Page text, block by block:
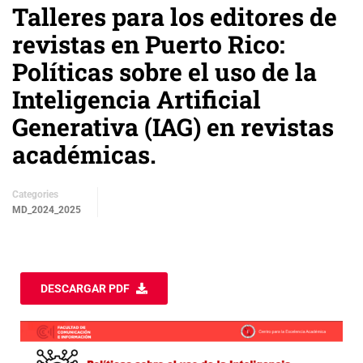
Talleres para los editores de
revistas en Puerto Rico:
Políticas sobre el uso de la
Inteligencia Artificial
Generativa (IAG) en revistas
académicas.
Categories
MD_2024_2025
DESCARGAR PDF